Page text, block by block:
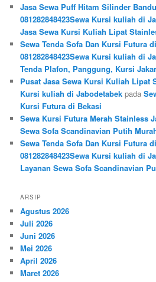
Jasa Sewa Puff Hitam Silinder
081282848423Sewa Kursi kuliah di
Jasa Sewa Kursi Kuliah Lipat
Sewa Tenda Sofa Dan Kursi Futura
081282848423Sewa Kursi kuliah di
Tenda Plafon, Panggung, Kursi
Pusat Jasa Sewa Kursi Kuliah Lipat
Kursi kuliah di Jabodetabek pada
Kursi Futura di Bekasi
Sewa Kursi Futura Merah Stainless
Sewa Sofa Scandinavian Putih
Sewa Tenda Sofa Dan Kursi Futura
081282848423Sewa Kursi kuliah di
Layanan Sewa Sofa Scandinavian
ARSIP
Agustus 2026
Juli 2026
Juni 2026
Mei 2026
April 2026
Maret 2026